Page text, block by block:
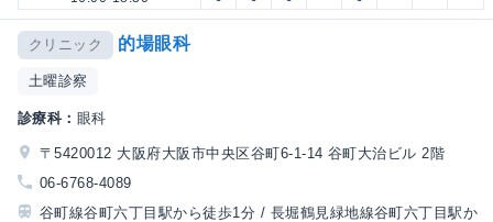
クリニック 的場眼科
土曜診察
診療科： 眼科
〒5420012 大阪府大阪市中央区谷町6-1-14 谷町大治ビル 2階
06-6768-4089
谷町線谷町六丁目駅から徒歩1分 / 長堀鶴見緑地線谷町六丁目駅か